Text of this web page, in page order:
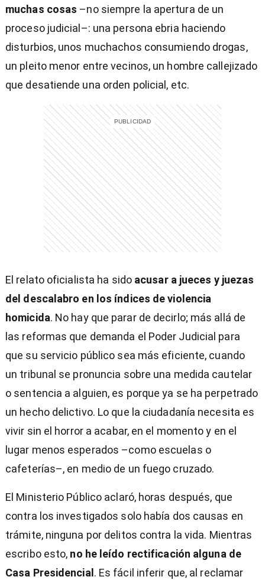
muchas cosas –no siempre la apertura de un
proceso judicial–: una persona ebria haciendo
disturbios, unos muchachos consumiendo drogas,
un pleito menor entre vecinos, un hombre callejizado
que desatiende una orden policial, etc.
El relato oficialista ha sido acusar a jueces y juezas
del descalabro en los índices de violencia
homicida. No hay que parar de decirlo; más allá de
las reformas que demanda el Poder Judicial para
que su servicio público sea más eficiente, cuando
un tribunal se pronuncia sobre una medida cautelar
o sentencia a alguien, es porque ya se ha perpetrado
un hecho delictivo. Lo que la ciudadanía necesita es
vivir sin el horror a acabar, en el momento y en el
lugar menos esperados –como escuelas o
cafeterías–, en medio de un fuego cruzado.
El Ministerio Público aclaró, horas después, que
contra los investigados solo había dos causas en
trámite, ninguna por delitos contra la vida. Mientras
escribo esto, no he leído rectificación alguna de
Casa Presidencial . Es fácil inferir que, al reclamar